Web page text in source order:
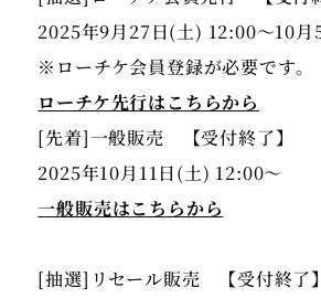
2025年9月27日(土) 12:00〜10
ローチケ先行はこちらから
[先着]一般販売 【受付終了】
一般販売はこちらから
[抽選]リセール販売 【受付終了】